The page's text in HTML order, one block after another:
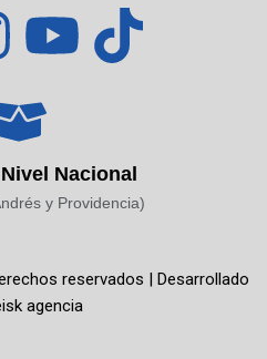
Y
t
b
T
t
o
Nacional
y Providencia)
reservados | Desarrollado
agencia